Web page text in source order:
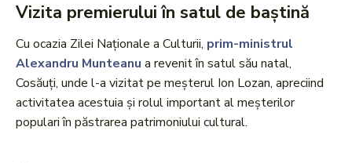
Vizita premierului în satul de baștină
Cu ocazia Zilei Naționale a Culturii, prim-ministrul
Alexandru Munteanu a revenit în satul său natal,
Cosăuți, unde l-a vizitat pe meșterul Ion Lozan, apreciind
activitatea acestuia și rolul important al meșterilor
populari în păstrarea patrimoniului cultural.